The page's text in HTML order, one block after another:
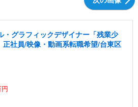
・グラフィックデザイナー「残業少
社員/映像・動画系転職希望/台東区